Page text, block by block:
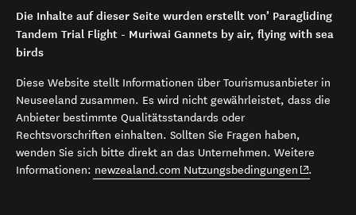
Die Inhalte auf dieser Seite wurden erstellt von’ Paragliding
Tandem Trial Flight - Muriwai Gannets by air, flying with sea
birds
Diese Website stellt Informationen über Tourismusanbieter in
Neuseeland zusammen. Es wird nicht gewährleistet, dass die
Anbieter bestimmte Qualitätsstandards oder
Rechtsvorschriften einhalten. Sollten Sie Fragen haben,
wenden Sie sich bitte direkt an das Unternehmen. Weitere
Informationen: newzealand.com Nutzungsbedingungen (opens in
.